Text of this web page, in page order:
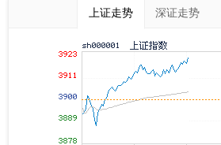
上证走势 深证走势